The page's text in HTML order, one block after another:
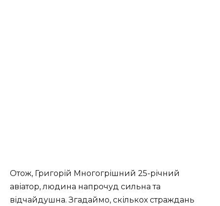
Отож, Григорій Многогрішний 25-річний
авіатор, людина напрочуд сильна та
відчайдушна. Згадаймо, скількох страждань